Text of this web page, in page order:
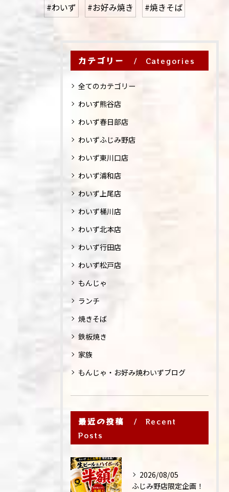
#わいず #お好み焼き #焼きそば
カテゴリー Categories
全てのカテゴリー
わいず熊谷店
わいず春日部店
わいずふじみ野店
わいず東川口店
わいず浦和店
わいず上尾店
わいず桶川店
わいず北本店
わいず行田店
わいず松戸店
もんじゃ
ランチ
焼きそば
鉄板焼き
家族
もんじゃ・お好み焼わいずブログ
最近の投稿
Recent
Posts
2026/08/05
ふじみ野店限定企画！